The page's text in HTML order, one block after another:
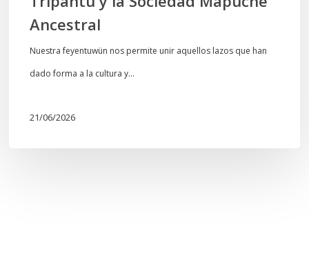
Ancestral
Nuestra feyentuwün nos permite unir aquellos lazos que han
dado forma a la cultura y…
21/06/2026